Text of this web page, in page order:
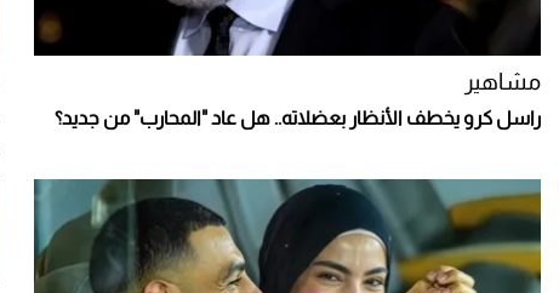
مشاهير
راسل كرو يخطف الأنظار بعضلاته.. هل عاد "المحارب" من جديد؟